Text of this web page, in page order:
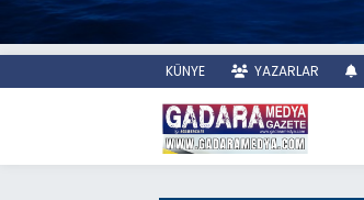
KÜNYE YAZARLAR